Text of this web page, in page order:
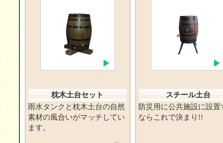
枕木土台セット
雨水タンクと枕木土台の自然
素材の風合いがマッチしてい
ます。
スチール土台
防災用に公共施設に設置
ならこれで決まり!!